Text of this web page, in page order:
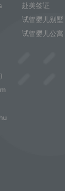
赴美签证
试管婴儿别墅
试管婴儿公寓